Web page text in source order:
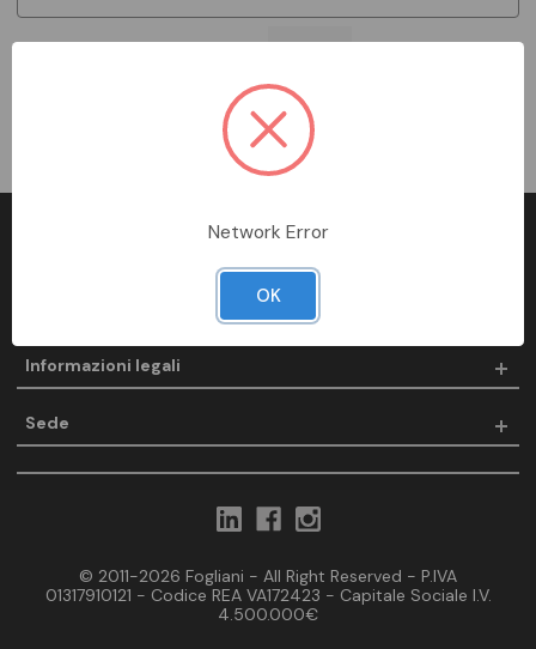
Non ci sono prodotti in questa categoria.
Informazioni legali
Sede
© 2011-2026 Fogliani - All Right Reserved - P.IVA
01317910121 - Codice REA VA172423 - Capitale Sociale I.V.
4.500.000€
Network Error
OK